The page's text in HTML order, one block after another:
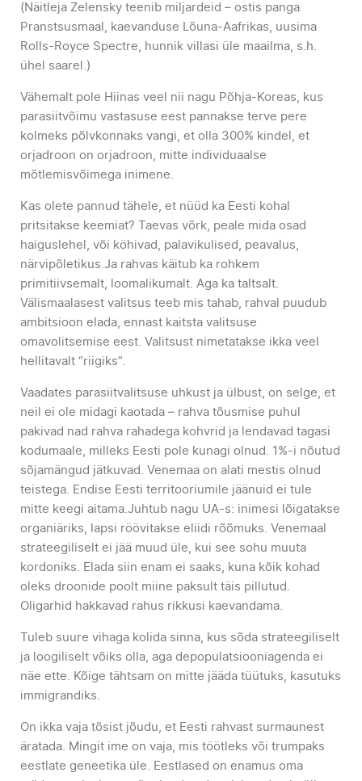
(Näitleja Zelensky teenib miljardeid – ostis panga
Pranstsusmaal, kaevanduse Lõuna-Aafrikas, uusima
Rolls-Royce Spectre, hunnik villasi üle maailma, s.h.
ühel saarel.)
Vähemalt pole Hiinas veel nii nagu Põhja-Koreas, kus
parasiitvõimu vastasuse eest pannakse terve pere
kolmeks põlvkonnaks vangi, et olla 300% kindel, et
orjadroon on orjadroon, mitte individuaalse
mõtlemisvõimega inimene.
Kas olete pannud tähele, et nüüd ka Eesti kohal
pritsitakse keemiat? Taevas võrk, peale mida osad
haiguslehel, või köhivad, palavikulised, peavalus,
närvipõletikus.Ja rahvas käitub ka rohkem
primitiivsemalt, loomalikumalt. Aga ka taltsalt.
Välismaalasest valitsus teeb mis tahab, rahval puudub
ambitsioon elada, ennast kaitsta valitsuse
omavolitsemise eest. Valitsust nimetatakse ikka veel
hellitavalt “riigiks”.
Vaadates parasiitvalitsuse uhkust ja ülbust, on selge, et
neil ei ole midagi kaotada – rahva tõusmise puhul
pakivad nad rahva rahadega kohvrid ja lendavad tagasi
kodumaale, milleks Eesti pole kunagi olnud. 1%-i nõutud
sõjamängud jätkuvad. Venemaa on alati mestis olnud
teistega. Endise Eesti territooriumile jäänuid ei tule
mitte keegi aitama.Juhtub nagu UA-s: inimesi lõigatakse
organiäriks, lapsi röövitakse eliidi rõõmuks. Venemaal
strateegiliselt ei jää muud üle, kui see sohu muuta
kordoniks. Elada siin enam ei saaks, kuna kõik kohad
oleks droonide poolt miine paksult täis pillutud.
Oligarhid hakkavad rahus rikkusi kaevandama.
Tuleb suure vihaga kolida sinna, kus sõda strateegiliselt
ja loogiliselt võiks olla, aga depopulatsiooniagenda ei
näe ette. Kõige tähtsam on mitte jääda tüütuks, kasutuks
immigrandiks.
On ikka vaja tõsist jõudu, et Eesti rahvast surmaunest
äratada. Mingit ime on vaja, mis töötleks või trumpaks
eestlate geneetika üle. Eestlased on enamus oma